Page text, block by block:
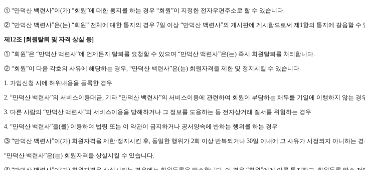
① “만덕산 백련사”이(가) “회원”에 대한 통지를 하는 경우 “회원”이 지정한 전자우편주소로 할 수 있습니다.
② “만덕산 백련사”은(는) “회원” 전체에 대한 통지의 경우 7일 이상 “만덕산 백련사”의 게시판에 게시함으로써 제1항의 통지에 갈음할
제12조 [회원탈퇴 및 자격 상실 등]
① “회원”은 “만덕산 백련사”에 언제든지 탈퇴를 요청할 수 있으며 “만덕산 백련사”은(는) 즉시 회원탈퇴를 처리합니다.
② “회원”이 다음 각호의 사유에 해당하는 경우, “만덕산 백련사”은(는) 회원자격을 제한 및 정지시킬 수 있습니다.
1. 가입신청 시에 허위내용을 등록한 경우
2. “만덕산 백련사”의 서비스이용대금, 기타 “만덕산 백련사”의 서비스이용에 관련하여 회원이 부담하는 채무를 기일에 이행하지 않는 경
3. 다른 사람의 “만덕산 백련사”의 서비스이용을 방해하거나 그 정보를 도용하는 등 전자상거래 질서를 위협하는 경우
4. “만덕산 백련사”을(를) 이용하여 법령 또는 이 약관이 금지하거나 공서양속에 반하는 행위를 하는 경우
③ “만덕산 백련사”이(가) 회원자격을 제한·정지시킨 후, 동일한 행위가 2회 이상 반복되거나 30일 이내에 그 사유가 시정되지 아니하는 경
“만덕산 백련사”은(는) 회원자격을 상실시킬 수 있습니다.